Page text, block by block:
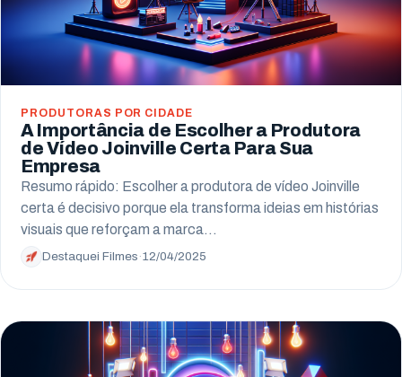
PRODUTORAS POR CIDADE
A Importância de Escolher a Produtora
de Vídeo Joinville Certa Para Sua
Empresa
Resumo rápido: Escolher a produtora de vídeo Joinville
certa é decisivo porque ela transforma ideias em histórias
visuais que reforçam a marca…
Destaquei Filmes ·12/04/2025